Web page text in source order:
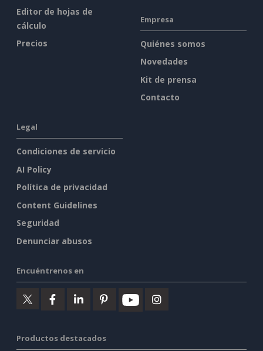
Editor de hojas de
cálculo
Precios
Empresa
Quiénes somos
Novedades
Kit de prensa
Contacto
Legal
Condiciones de servicio
AI Policy
Política de privacidad
Content Guidelines
Seguridad
Denunciar abusos
Encuéntrenos en
Productos destacados